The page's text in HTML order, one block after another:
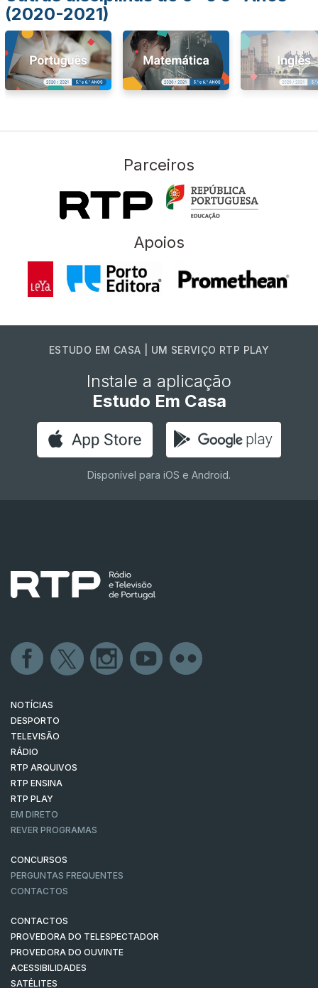
(2020-2021)
Parceiros
Apoios
ESTUDO EM CASA | UM SERVIÇO RTP PLAY
Instale a aplicação
Estudo Em Casa
Disponível para iOS e Android.
NOTÍCIAS
DESPORTO
TELEVISÃO
RÁDIO
RTP ARQUIVOS
RTP ENSINA
RTP PLAY
EM DIRETO
REVER PROGRAMAS
CONCURSOS
PERGUNTAS FREQUENTES
CONTACTOS
CONTACTOS
PROVEDORA DO TELESPECTADOR
PROVEDORA DO OUVINTE
ACESSIBILIDADES
SATÉLITES